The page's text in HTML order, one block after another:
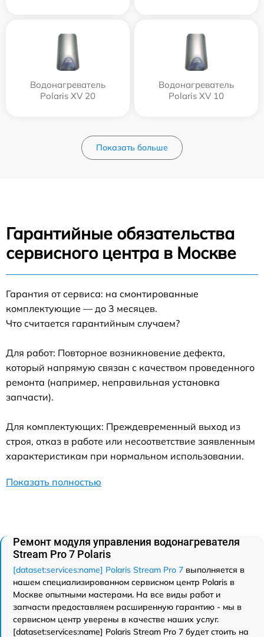
Водонагреватель
Polaris XV 20
Водонагреватель
Polaris XV 10
Показать больше
Гарантийные обязательства
сервисного центра в Москве
Гарантия от сервиса: на смонтированные
комплектующие — до 3 месяцев.
Что считается гарантийным случаем?
Для работ: Повторное возникновение дефекта,
который напрямую связан с качеством проведенного
ремонта (например, неправильная установка
запчасти).
Для комплектующих: Преждевременный выход из
строя, отказ в работе или несоответствие заявленным
характеристикам при нормальном использовании.
Показать полностью
Ремонт модуля управления водонагревателя
Stream Pro 7 Polaris
[dataset:services:name] Polaris Stream Pro 7 выполняется в
нашем специализированном сервисном центр Polaris в
Москве опытными мастерами. На все виды работ и
запчасти предоставляем расширенную гарантию - мы в
сервисном центр уверены в качестве наших услуг.
[dataset:services:name] Polaris Stream Pro 7 будет стоить на